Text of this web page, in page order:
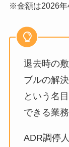
※金額は2026年
退去時の
ブルの解
という名
できる業
ADR調停